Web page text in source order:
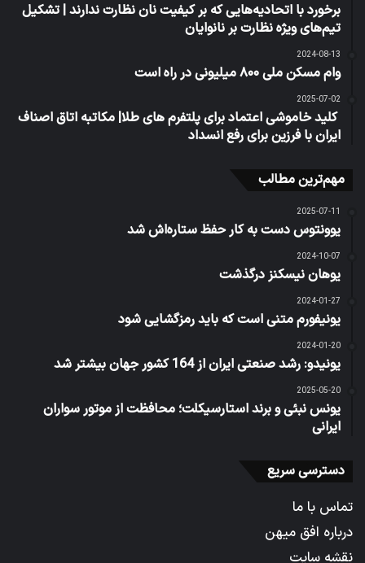
برخورد با اتحادیه‌هایی که بر کیفیت نان نظارت ندارند | تشکیل
تیم‌های ویژه نظارت بر نانوایان
2024-08-13
وام مسکن ملی ۸۰۰ میلیونی در راه است
2025-07-02
کلید خاموشی اعتماد برای پلتفرم های طلا| مکاتبه اتاق اصناف
ایران با فرزین برای رفع انسداد
مهم‌ترین مطالب
2025-07-11
یوونتوس دست به کار حفظ ستاره‌اش شد
2024-10-07
یوهان نیسکنز درگذشت
2024-01-27
یونیفورم متنی است که باید رمزگشایی شود
2024-01-20
یونیدو: رشد صنعتی ایران از 164 کشور جهان بیشتر شد
2025-05-20
یونس نبئی و برند استارسیکلت؛ محافظت از موتور سواران
ایرانی
دسترسی سریع
تماس با ما
درباره افق میهن
نقشه سایت